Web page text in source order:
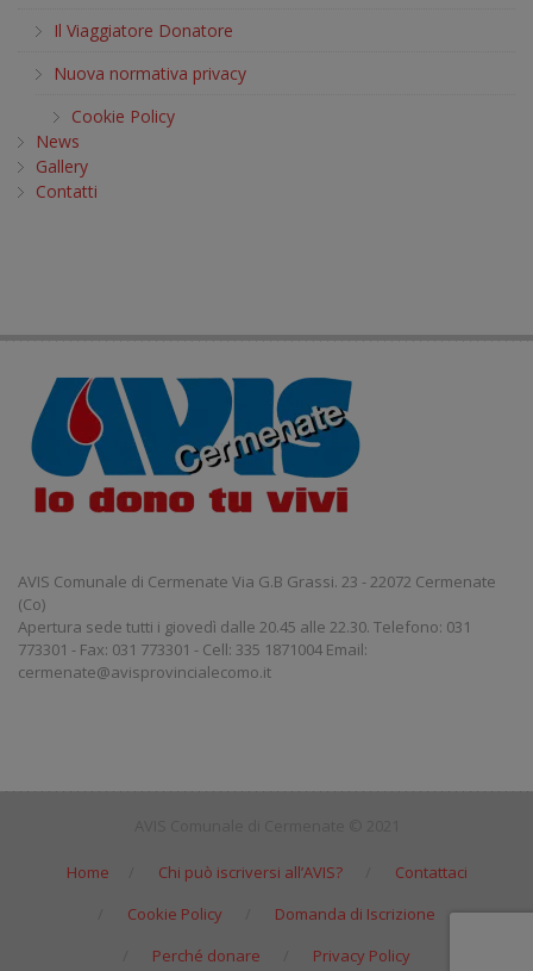
Il Viaggiatore Donatore
Nuova normativa privacy
Cookie Policy
News
Gallery
Contatti
AVIS Comunale di Cermenate Via G.B Grassi. 23 - 22072 Cermenate
(Co)
Apertura sede tutti i giovedì dalle 20.45 alle 22.30. Telefono: 031
773301 - Fax: 031 773301 - Cell: 335 1871004 Email:
cermenate@avisprovincialecomo.it
Home Chi può iscriversi all’AVIS?
Contattaci
Cookie Policy
Domanda di Iscrizione
Perché donare
Privacy Policy